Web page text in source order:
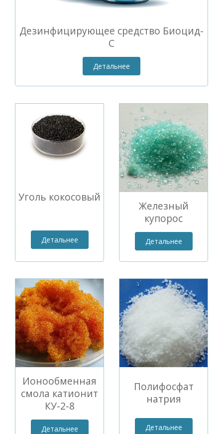
Дезинфицирующее средство Биоцид-
С
Детальнее
Уголь кокосовый
Детальнее
Железный
купорос
Детальнее
Ионообменная
смола катионит
КУ-2-8
Детальнее
Полифосфат
натрия
Детальнее